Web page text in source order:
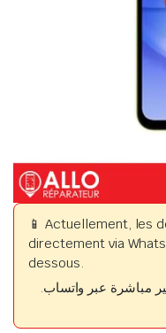
📱 Actuellement, les
directement via
dessous.
مباشرة عبر واتساب.